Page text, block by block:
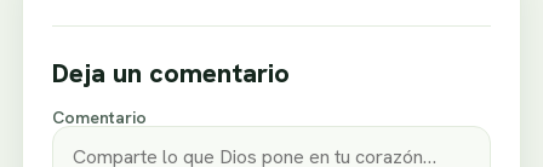
Deja un comentario
Comentario